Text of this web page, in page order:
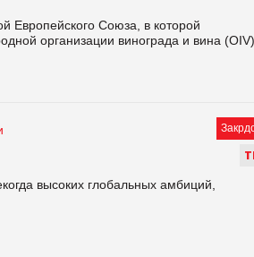
Европейского Союза, в которой
организации винограда и вина (OIV),
Т
высоких глобальных амбиций,